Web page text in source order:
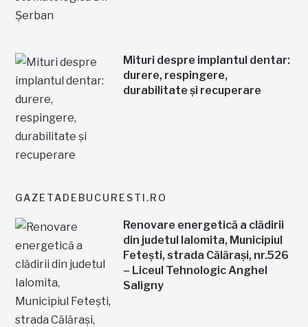
Mituri despre implantul dentar:
durere, respingere,
durabilitate și recuperare
GAZETADEBUCURESTI.RO
Renovare energetică a clădirii
din judetul Ialomita, Municipiul
Fetești, strada Călărași, nr.526
– Liceul Tehnologic Anghel
Saligny